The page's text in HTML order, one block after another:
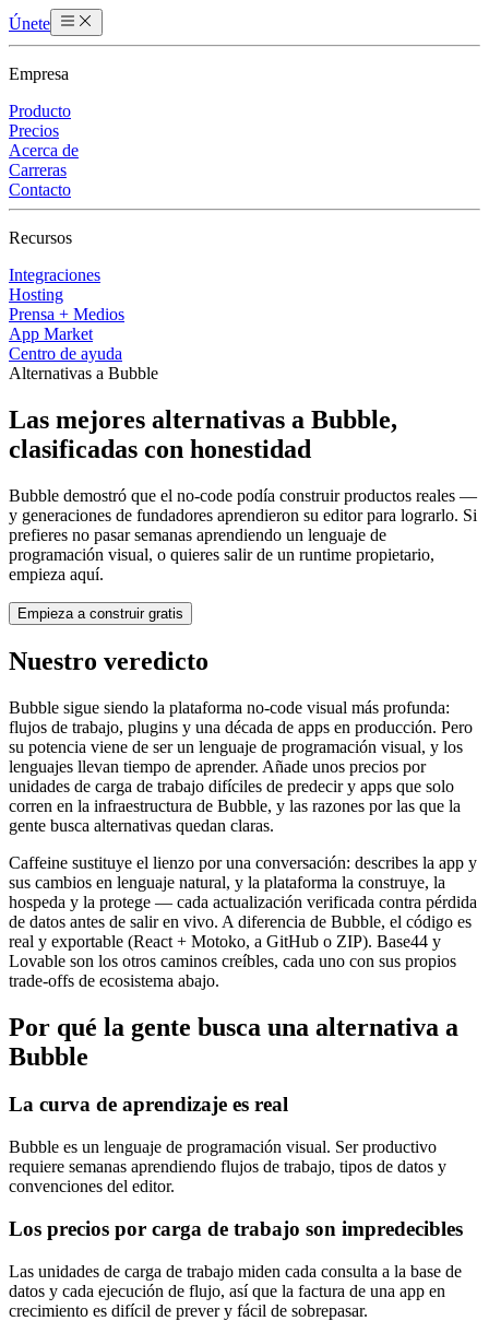
Únete
Empresa
Producto
Precios
Acerca de
Carreras
Contacto
Recursos
Integraciones
Hosting
Prensa + Medios
App Market
Centro de ayuda
Alternativas a Bubble
Las mejores alternativas a Bubble,
clasificadas con honestidad
Bubble demostró que el no-code podía construir productos reales —
y generaciones de fundadores aprendieron su editor para lograrlo. Si
prefieres no pasar semanas aprendiendo un lenguaje de
programación visual, o quieres salir de un runtime propietario,
empieza aquí.
Empieza a construir gratis
Nuestro veredicto
Bubble sigue siendo la plataforma no-code visual más profunda:
flujos de trabajo, plugins y una década de apps en producción. Pero
su potencia viene de ser un lenguaje de programación visual, y los
lenguajes llevan tiempo de aprender. Añade unos precios por
unidades de carga de trabajo difíciles de predecir y apps que solo
corren en la infraestructura de Bubble, y las razones por las que la
gente busca alternativas quedan claras.
Caffeine sustituye el lienzo por una conversación: describes la app y
sus cambios en lenguaje natural, y la plataforma la construye, la
hospeda y la protege — cada actualización verificada contra pérdida
de datos antes de salir en vivo. A diferencia de Bubble, el código es
real y exportable (React + Motoko, a GitHub o ZIP). Base44 y
Lovable son los otros caminos creíbles, cada uno con sus propios
trade-offs de ecosistema abajo.
Por qué la gente busca una alternativa a
Bubble
La curva de aprendizaje es real
Bubble es un lenguaje de programación visual. Ser productivo
requiere semanas aprendiendo flujos de trabajo, tipos de datos y
convenciones del editor.
Los precios por carga de trabajo son impredecibles
Las unidades de carga de trabajo miden cada consulta a la base de
datos y cada ejecución de flujo, así que la factura de una app en
crecimiento es difícil de prever y fácil de sobrepasar.